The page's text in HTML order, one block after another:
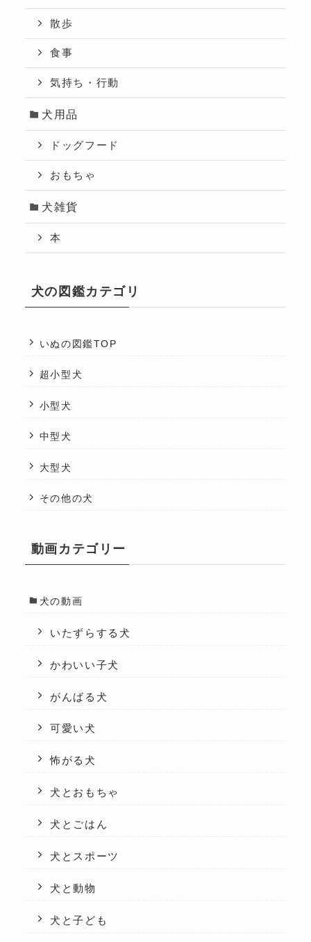
散歩
食事
気持ち・行動
犬用品
ドッグフード
おもちゃ
犬雑貨
本
犬の図鑑カテゴリ
いぬの図鑑TOP
超小型犬
小型犬
中型犬
大型犬
その他の犬
動画カテゴリー
犬の動画
いたずらする犬
かわいい子犬
がんばる犬
可愛い犬
怖がる犬
犬とおもちゃ
犬とごはん
犬とスポーツ
犬と動物
犬と子ども